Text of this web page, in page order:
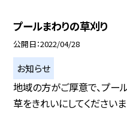
プールまわりの草刈り
公開日 2022/04/28
お知らせ
地域の方がご厚意で、プ
草をきれいにしてください